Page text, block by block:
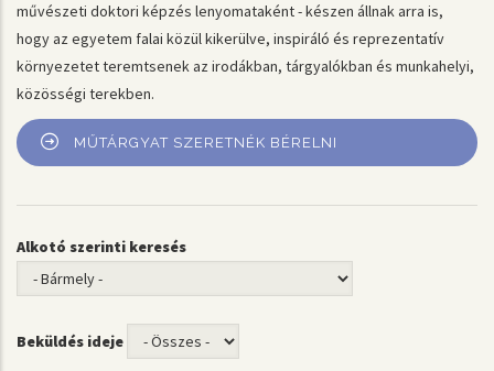
művészeti doktori képzés lenyomataként - készen állnak arra is,
hogy az egyetem falai közül kikerülve, inspiráló és reprezentatív
környezetet teremtsenek az irodákban, tárgyalókban és munkahelyi,
közösségi terekben.
MŰTÁRGYAT SZERETNÉK BÉRELNI
Alkotó szerinti keresés
Beküldés ideje